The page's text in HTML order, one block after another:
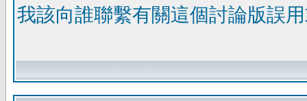
我該向誰聯繫有關這個討論版誤